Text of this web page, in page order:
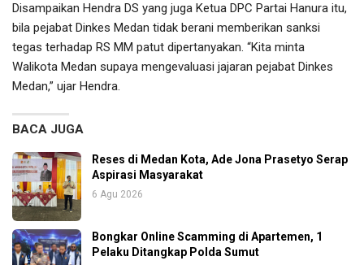
Disampaikan Hendra DS yang juga Ketua DPC Partai Hanura itu,
bila pejabat Dinkes Medan tidak berani memberikan sanksi
tegas terhadap RS MM patut dipertanyakan. “Kita minta
Walikota Medan supaya mengevaluasi jajaran pejabat Dinkes
Medan,” ujar Hendra.
BACA JUGA
Reses di Medan Kota, Ade Jona Prasetyo Serap
Aspirasi Masyarakat
6 Agu 2026
Bongkar Online Scamming di Apartemen, 1
Pelaku Ditangkap Polda Sumut